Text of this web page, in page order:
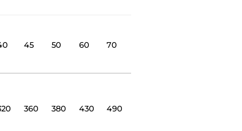
45 50 60 70
360 380 430 490